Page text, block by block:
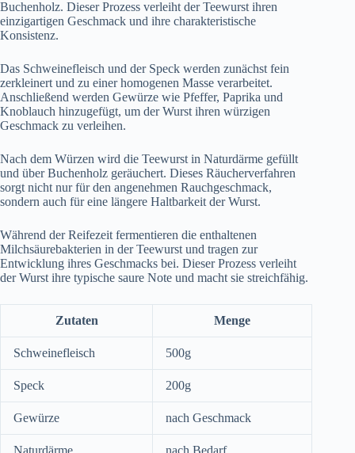
Buchenholz. Dieser Prozess verleiht der Teewurst ihren
einzigartigen Geschmack und ihre charakteristische
Konsistenz.
Das Schweinefleisch und der Speck werden zunächst fein
zerkleinert und zu einer homogenen Masse verarbeitet.
Anschließend werden Gewürze wie Pfeffer, Paprika und
Knoblauch hinzugefügt, um der Wurst ihren würzigen
Geschmack zu verleihen.
Nach dem Würzen wird die Teewurst in Naturdärme gefüllt
und über Buchenholz geräuchert. Dieses Räucherverfahren
sorgt nicht nur für den angenehmen Rauchgeschmack,
sondern auch für eine längere Haltbarkeit der Wurst.
Während der Reifezeit fermentieren die enthaltenen
Milchsäurebakterien in der Teewurst und tragen zur
Entwicklung ihres Geschmacks bei. Dieser Prozess verleiht
der Wurst ihre typische saure Note und macht sie streichfähig.
Zutaten Menge
Schweinefleisch 500g
Speck 200g
Gewürze nach Geschmack
Naturdärme
nach Bedarf